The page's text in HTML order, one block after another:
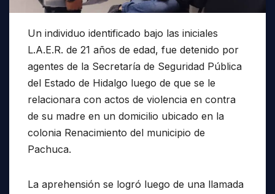
Un individuo identificado bajo las iniciales
L.A.E.R. de 21 años de edad, fue detenido por
agentes de la Secretaría de Seguridad Pública
del Estado de Hidalgo luego de que se le
relacionara con actos de violencia en contra
de su madre en un domicilio ubicado en la
colonia Renacimiento del municipio de
Pachuca.
La aprehensión se logró luego de una llamada